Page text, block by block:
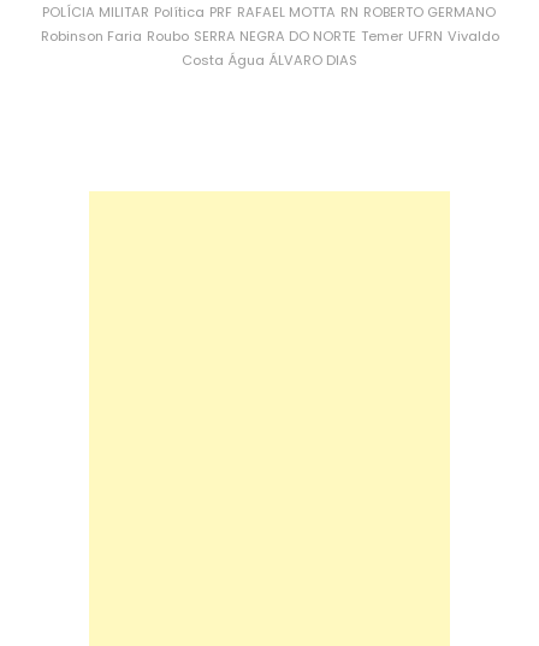
POLÍCIA MILITAR Política PRF RAFAEL MOTTA RN ROBERTO GERMANO
Robinson Faria Roubo SERRA NEGRA DO NORTE Temer UFRN Vivaldo
Costa Água ÁLVARO DIAS